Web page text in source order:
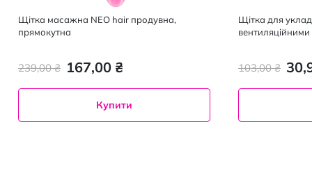
Щітка масажна NEO hair продувна,
прямокутна
167,00 ₴
239,00 ₴
Купити
Щітка для
103,00 ₴